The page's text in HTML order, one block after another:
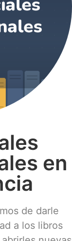
en
de darle
a los libros